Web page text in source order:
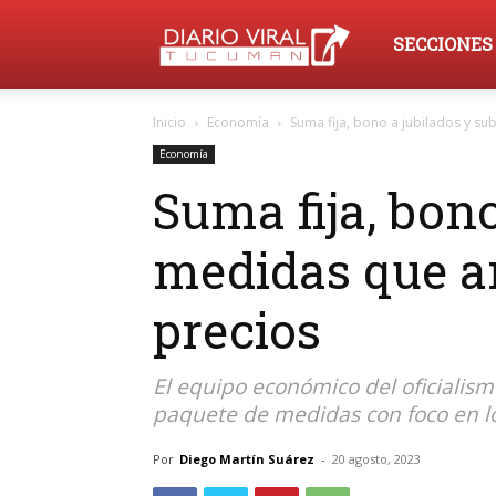
Diario
Viral
Tucumán
SECCIONES
Inicio Economía Suma fija, bono a jubilados y
Economía
Suma fija,
medidas que
precios
El equipo económico del
paquete de medidas con foco en
Por Diego Martín Suárez - 20 agosto, 2023